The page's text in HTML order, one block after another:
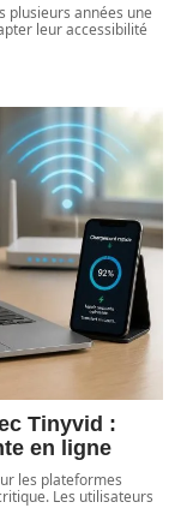
plusieurs années une
leur accessibilité
Tinyvid :
en ligne
les plateformes
Les utilisateurs